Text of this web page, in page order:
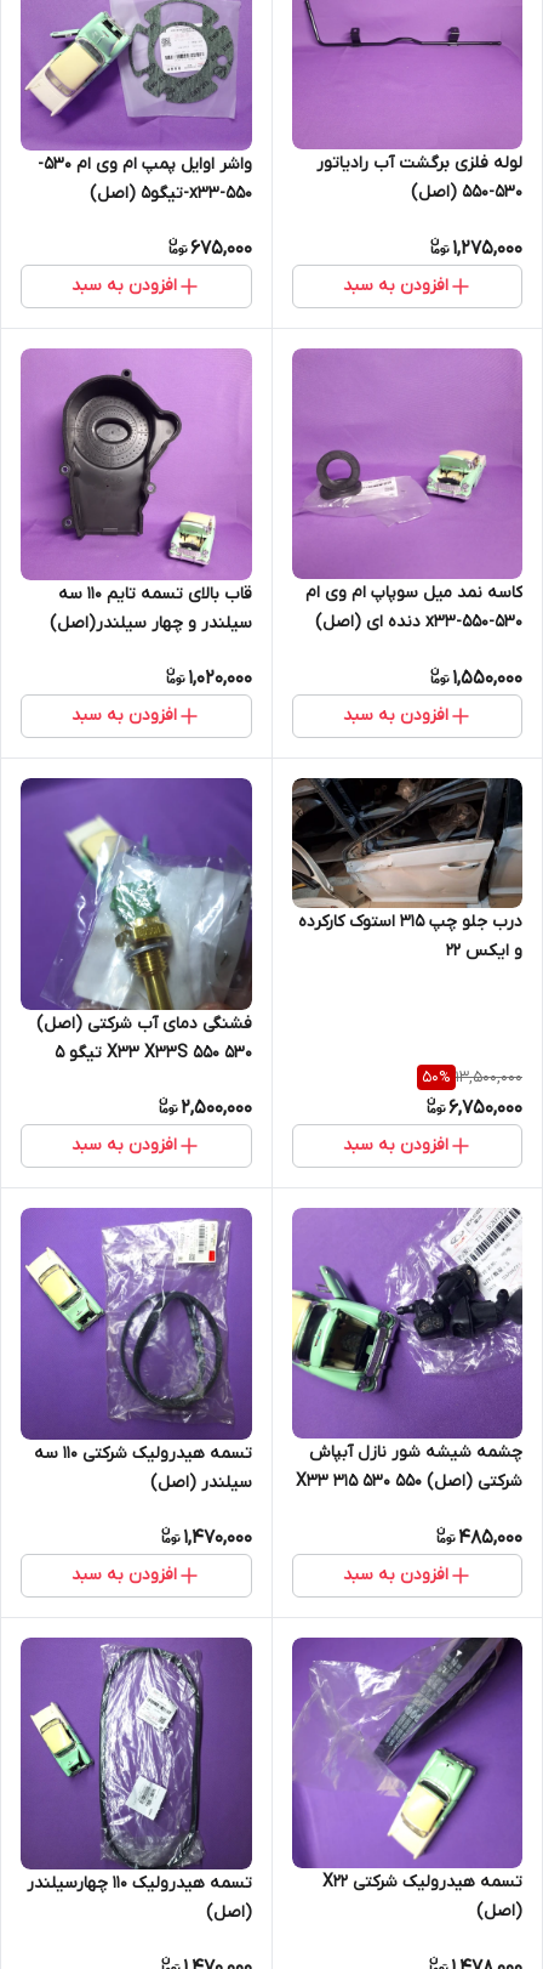
لوله فلزی برگشت آب رادیاتور
530-550 (اصل)
1,275,000
افزودن به سبد
واشر اوایل پمپ ام وی ام 530-
550-x33-تیگو5 (اصل)
675,000
افزودن به سبد
کاسه نمد میل سوپاپ ام وی ام
530-550-x33 دنده ای (اصل)
1,550,000
افزودن به سبد
قاب بالای تسمه تایم 110 سه
سیلندر و چهار سیلندر(اصل)
1,020,000
افزودن به سبد
درب جلو چپ 315 استوک کارکرده
و ایکس 22
13,500,000
50%
6,750,000
افزودن به سبد
فشنگی دمای آب شرکتی (اصل)
530 550 X33 X33S تیگو 5
2,500,000
افزودن به سبد
چشمه شیشه شور نازل آبپاش
شرکتی (اصل) 550 530 315 X33
485,000
افزودن به سبد
تسمه هیدرولیک شرکتی 110 سه
سیلندر (اصل)
1,470,000
افزودن به سبد
تسمه هیدرولیک شرکتی X22
(اصل)
تسمه هیدرولیک 110 چهارسیلندر
(اصل)